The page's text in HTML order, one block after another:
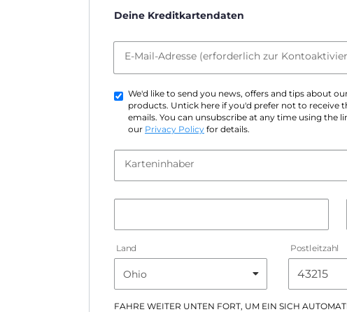
Deine Kreditkartendaten
E-Mail-Adresse (erforderlich zur
We'd like to send you news, offers and tips about
products. Untick here if you'd prefer not to receive
emails. You can unsubscribe at any time using the
our Privacy Policy for details.
Karteninhaber
Land Postleitzahl
FAHRE WEITER UNTEN FORT, UM EIN SICH